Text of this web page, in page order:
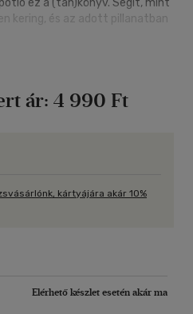
ez a (tan)könyv. Segít, mint
kering, és az adott pillanatban
figyelünk a részletekre.
minden bizonnyal motoros
ár: 4 990 Ft
kártyájára akár 10%
Elérhető készlet esetén akár ma